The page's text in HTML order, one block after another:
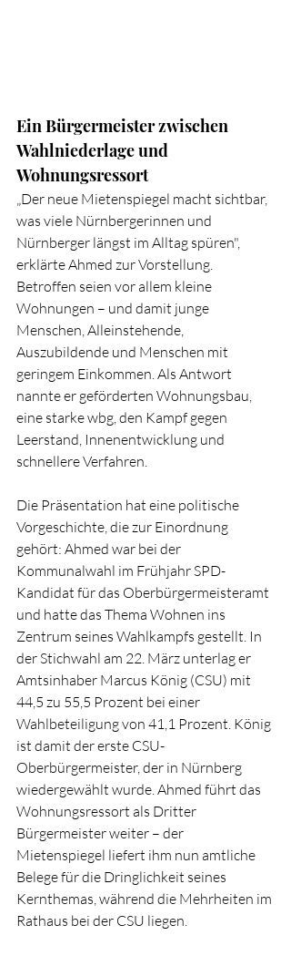
Ein Bürgermeister zwischen
Wahlniederlage und
Wohnungsressort
„Der neue Mietenspiegel macht sichtbar,
was viele Nürnbergerinnen und
Nürnberger längst im Alltag spüren",
erklärte Ahmed zur Vorstellung.
Betroffen seien vor allem kleine
Wohnungen – und damit junge
Menschen, Alleinstehende,
Auszubildende und Menschen mit
geringem Einkommen. Als Antwort
nannte er geförderten Wohnungsbau,
eine starke wbg, den Kampf gegen
Leerstand, Innenentwicklung und
schnellere Verfahren.
Die Präsentation hat eine politische
Vorgeschichte, die zur Einordnung
gehört: Ahmed war bei der
Kommunalwahl im Frühjahr SPD-
Kandidat für das Oberbürgermeisteramt
und hatte das Thema Wohnen ins
Zentrum seines Wahlkampfs gestellt. In
der Stichwahl am 22. März unterlag er
Amtsinhaber Marcus König (CSU) mit
44,5 zu 55,5 Prozent bei einer
Wahlbeteiligung von 41,1 Prozent. König
ist damit der erste CSU-
Oberbürgermeister, der in Nürnberg
wiedergewählt wurde. Ahmed führt das
Wohnungsressort als Dritter
Bürgermeister weiter – der
Mietenspiegel liefert ihm nun amtliche
Belege für die Dringlichkeit seines
Kernthemas, während die Mehrheiten im
Rathaus bei der CSU liegen.